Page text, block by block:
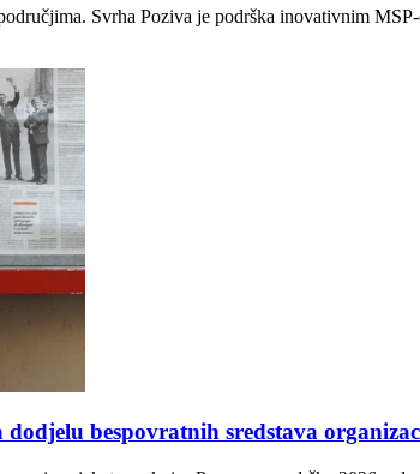
Svrha Poziva je podrška inovativnim
bespovratnih sredstava